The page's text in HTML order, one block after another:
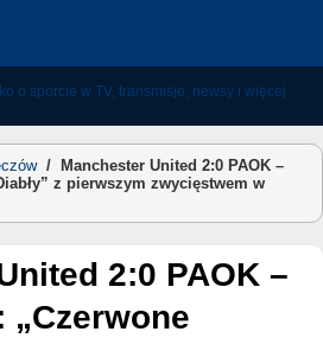
/
Manchester United 2:0 PAOK –
z pierwszym zwycięstwem w